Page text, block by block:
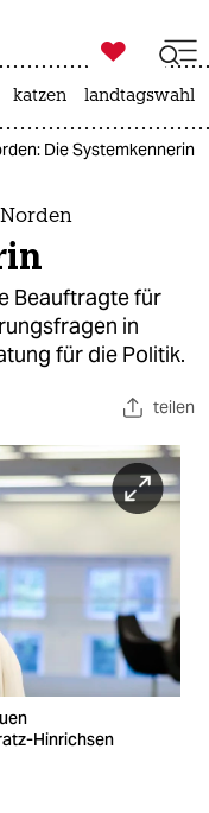

taz zahl ich
katzen landtagswahl
Die Systemkennerin
Beauftragte für
in
für die Politik.
teilen
Hinrichsen